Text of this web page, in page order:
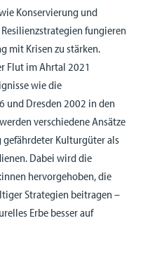
Konservierung und
fungieren
mit Krisen zu stärken.
Flut im Ahrtal 2021
wie die
und Dresden 2002 in den
verschiedene Ansätze
Kulturgüter als
Dabei wird die
hervorgehoben, die
Strategien beitragen –
Erbe besser auf